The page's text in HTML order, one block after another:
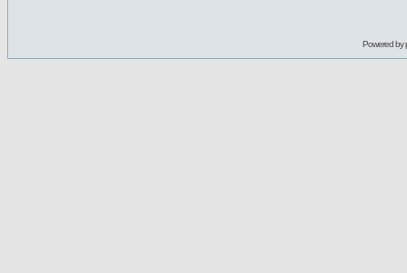
Powered by